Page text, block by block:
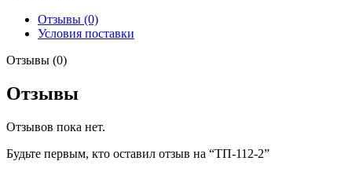
Отзывы (0)
Условия поставки
Отзывы (0)
Отзывы
Отзывов пока нет.
Будьте первым, кто оставил отзыв на “ТП-112-2”